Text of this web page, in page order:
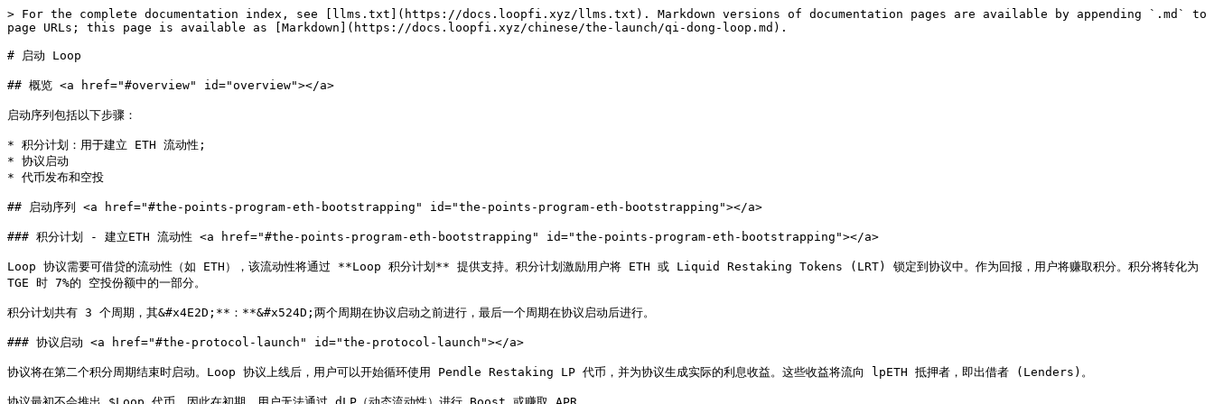
> For the complete documentation index, see [llms.txt](https://docs.loopfi.xyz/llms.txt). Markdown versions of documentation pages are available by appending `.md` to
page URLs; this page is available as [Markdown](https://docs.loopfi.xyz/chinese/the-launch/qi-dong-loop.md).
# 启动 Loop
## 概览 <a href="#overview" id="overview"></a>
启动序列包括以下步骤：
* 积分计划：用于建立 ETH 流动性;
* 协议启动
* 代币发布和空投
## 启动序列 <a href="#the-points-program-eth-bootstrapping" id="the-points-program-eth-bootstrapping"></a>
### 积分计划 - 建立ETH 流动性 <a href="#the-points-program-eth-bootstrapping" id="the-points-program-eth-bootstrapping"></a>
Loop 协议需要可借贷的流动性（如 ETH），该流动性将通过 **Loop 积分计划** 提供支持。积分计划激励用户将 ETH 或 Liquid Restaking Tokens (LRT) 锁定到协议中。作为回报，用户将赚取积分。积分将转化为
TGE 时 7%的 空投份额中的一部分。
积分计划共有 3 个周期，其&#x4E2D;**：**&#x524D;两个周期在协议启动之前进行，最后一个周期在协议启动后进行。
### 协议启动 <a href="#the-protocol-launch" id="the-protocol-launch"></a>
协议将在第二个积分周期结束时启动。Loop 协议上线后，用户可以开始循环使用 Pendle Restaking LP 代币，并为协议生成实际的利息收益。这些收益将流向 lpETH 抵押者，即出借者 (Lenders)。